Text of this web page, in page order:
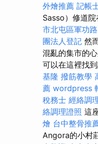
外燴推薦 記帳
Sasso）修道
市北屯區軍功
團法人登記 然
混亂的集市的
可以在這裡找
基隆 撥筋教學
薦 wordpress
稅務士 經絡調
絡調理證照 這
燴 台中整骨推
Angora的小村